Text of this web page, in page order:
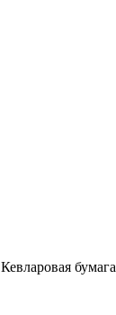
Кевларовая бумага